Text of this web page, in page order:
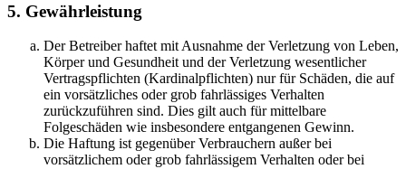
5. Gewährleistung
Der Betreiber haftet mit Ausnahme der Verletzung von Leben,
Körper und Gesundheit und der Verletzung wesentlicher
Vertragspflichten (Kardinalpflichten) nur für Schäden, die auf
ein vorsätzliches oder grob fahrlässiges Verhalten
zurückzuführen sind. Dies gilt auch für mittelbare
Folgeschäden wie insbesondere entgangenen Gewinn.
Die Haftung ist gegenüber Verbrauchern außer bei
vorsätzlichem oder grob fahrlässigem Verhalten oder bei